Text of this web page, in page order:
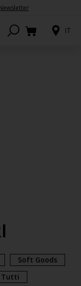
IT
Soft Goods
Tutti